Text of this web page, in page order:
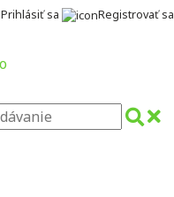
Prihlásiť sa Registrovať sa